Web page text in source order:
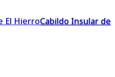
Cabildo Insular de